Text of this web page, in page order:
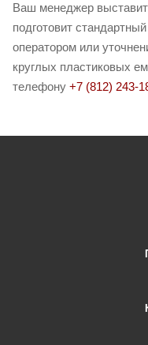
Ваш менеджер
подготовит
оператором или
круглых пластиковых
телефону +7 (812) 243-